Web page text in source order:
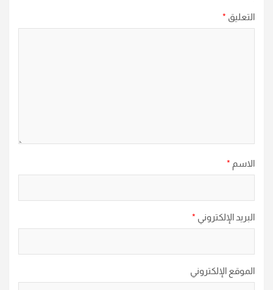
التعليق *
الاسم *
البريد الإلكتروني *
الموقع الإلكتروني